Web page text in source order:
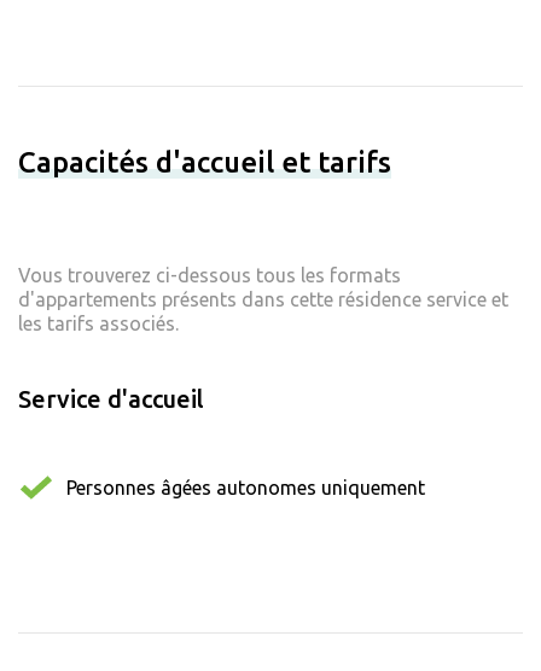
Capacités d'accueil et tarifs
Vous trouverez ci-dessous tous les formats
d'appartements présents dans cette résidence service et
les tarifs associés.
Service d'accueil
Personnes âgées autonomes uniquement